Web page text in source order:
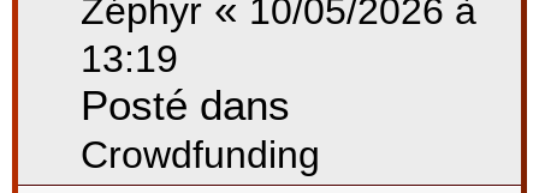
Zéphyr
10/05/2026 à
13:19
Posté dans
Crowdfunding